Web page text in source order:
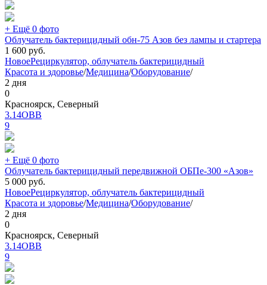
+ Ещё 0 фото
Облучатель бактерицидный обн-75 Азов без лампы и стартера
1 600 руб.
НовоеРециркулятор, облучатель бактерицидный
Красота и здоровье/Медицина/Оборудование/
2 дня
0
Красноярск, Северный
3.14ОВВ
9
+ Ещё 0 фото
Облучатель бактерицидный передвижной ОБПе-300 «Азов»
5 000 руб.
НовоеРециркулятор, облучатель бактерицидный
Красота и здоровье/Медицина/Оборудование/
2 дня
0
Красноярск, Северный
3.14ОВВ
9